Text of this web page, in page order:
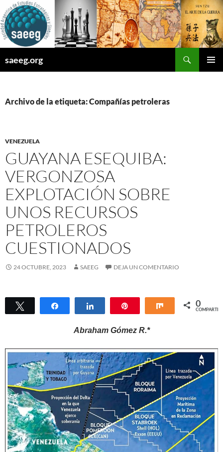
Saltar
al
contenido
saeeg.org
Archivo de la etiqueta: Compañías petroleras
VENEZUELA
GUAYANA ESEQUIBA:
VERGONZOSA
EXPLOTACIÓN SOBRE
UNOS RECURSOS
PETROLEROS
CUESTIONADOS
24 OCTUBRE, 2023 SAEEG DEJA UN COMENTARIO
Twittear Compartir Compartir Compartir
0
COMPARTIR
Abraham Gómez R.*